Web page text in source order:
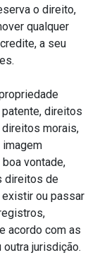
o direito,
qualquer
a seu
direitos
direitos morais,
vontade,
direitos de
ou passar
acordo com as
jurisdição.